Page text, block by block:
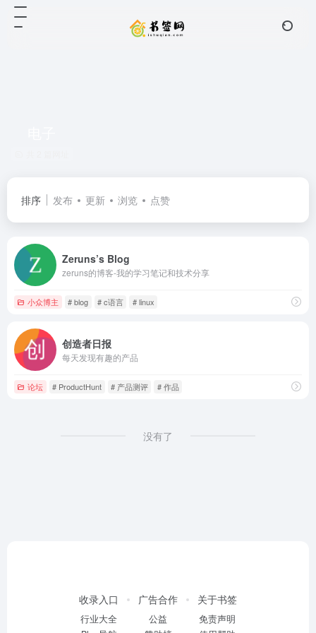
排序 发布 更新 浏览 点赞
Zeruns’s Blog
zeruns的博客-我的学习笔记和技术分享
小众博主 # blog # c语言 # linux
创造者日报
每天发现有趣的产品
论坛 # ProductHunt # 产品测评 # 作品
没有了
收录入口
行业大全
广告合作
公益
关于书签
免责声明